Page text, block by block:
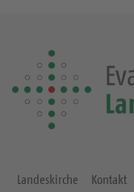
Landeskirche Kontakt